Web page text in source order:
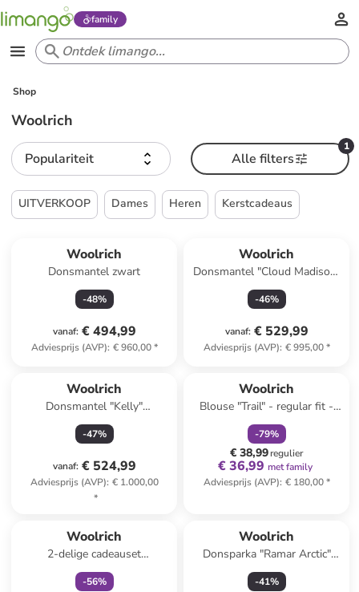
family
Shop
Woolrich
Populariteit
1
Alle filters
UITVERKOOP Dames Heren Kerstcadeaus
Woolrich
Donsmantel zwart
-48%
vanaf: € 494,99
Adviesprijs (AVP): € 960,00*
Woolrich
Donsmantel "Cloud Madison"
kaki
-46%
vanaf: € 529,99
Adviesprijs (AVP): € 995,00*
Woolrich
Donsmantel "Kelly"
donkerbruin
-47%
vanaf: € 524,99
Adviesprijs (AVP): € 1.000,00
*
Woolrich
Blouse "Trail" - regular fit -
kaki/meerkleurig
-79%
€ 38,99regulier
€ 36,99 met family
Adviesprijs (AVP): € 180,00*
Woolrich
2-delige cadeauset
donkerblauw
-56%
Woolrich
Donsparka "Ramar Arctic"
zwart
-41%